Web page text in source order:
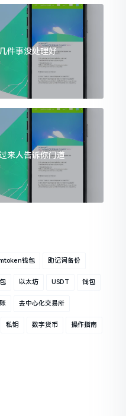
件事没处理好
来人告诉你门道
钱包 助记词备份
以太坊 USDT 钱包
去中心化交易所
私钥 数字货币 操作指南